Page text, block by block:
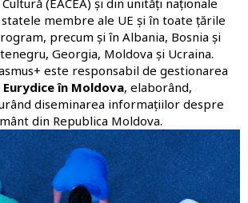
membre ale UE și în toate țările
precum și în Albania, Bosnia și
Georgia, Moldova și Ucraina.
este responsabil de gestionarea
în Moldova, elaborând,
diseminarea informațiilor despre
din Republica Moldova.